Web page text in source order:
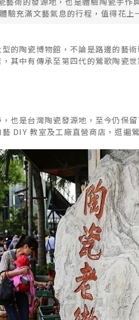
充滿文藝氣息的行程，值得花上
的陶瓷博物館，不論是路邊的藝
其中有傳承至第四代的鶯歌陶瓷世
也是台灣陶瓷發源地，至今仍保
DIY 教室及工廠直營商店，逛遍